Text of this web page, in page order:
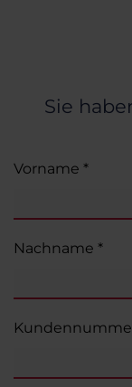
Sie
Vorname *
Nachname *